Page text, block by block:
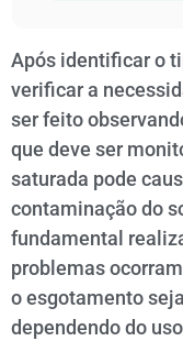
Após identificar o
verificar a
ser feito
que deve ser
saturada pode
contaminação do
fundamental
problemas
o esgotamento
dependendo do